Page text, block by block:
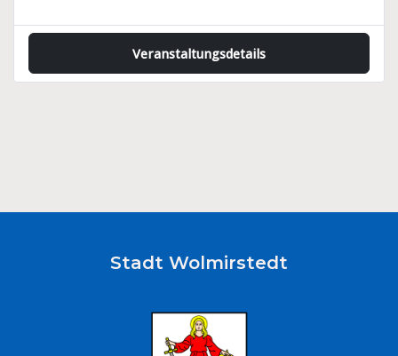
Veranstaltungsdetails
Stadt Wolmirstedt